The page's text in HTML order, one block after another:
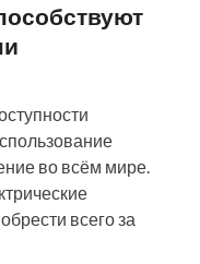
во всём мире.
всего за